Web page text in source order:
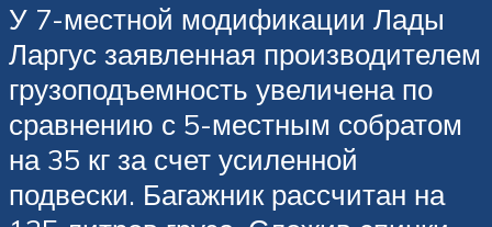
У 7-местной модификации Лады
Ларгус заявленная производителем
грузоподъемность увеличена по
сравнению с 5-местным собратом
на 35 кг за счет усиленной
подвески. Багажник рассчитан на